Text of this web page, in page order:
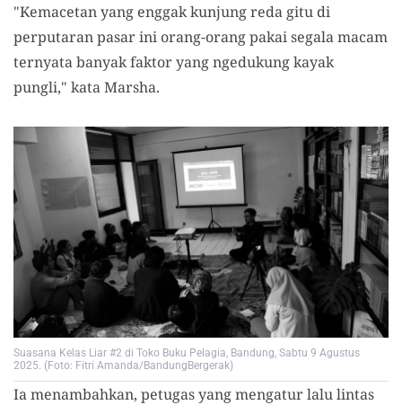
"Kemacetan yang enggak kunjung reda gitu di
perputaran pasar ini orang-orang pakai segala macam
ternyata banyak faktor yang ngedukung kayak
pungli," kata Marsha.
Suasana Kelas Liar #2 di Toko Buku Pelagia, Bandung, Sabtu 9 Agustus
2025. (Foto: Fitri Amanda/BandungBergerak)
Ia menambahkan, petugas yang mengatur lalu lintas